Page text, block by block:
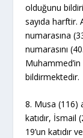
olduğunu
sayıda harftir.
numarasına
numarasını
bildirmektedir.
8. Musa (116)
katıdır, İsmail
19’un katıdır